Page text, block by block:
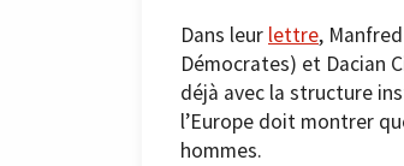
Dans leur lettre,
Démocrates) et Dacian
déjà avec la structure
l’Europe doit montrer
hommes.